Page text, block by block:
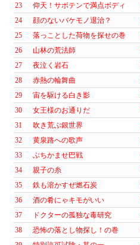
23
仰天！サボテンで満点ボディ
24
顔のないバケモノ退治？
25
落っことした荷物を探せの巻
26
山林の荒法師
27
夜泣く岩石
28
赤熱の輪舞曲
29
宙を駆ける白き影
30
女王様のお通りだ
31
吹き荒ぶ銀世界
32
黄泉路への歌声
33
ぶちかませ巴戦
34
親子の糸
35
鉄も溶かすぜ燃石炭
36
酒の肴にゃキモがいい
37
ドクターの孤独な毒研究
38
恐怖の落とし物探し！の巻